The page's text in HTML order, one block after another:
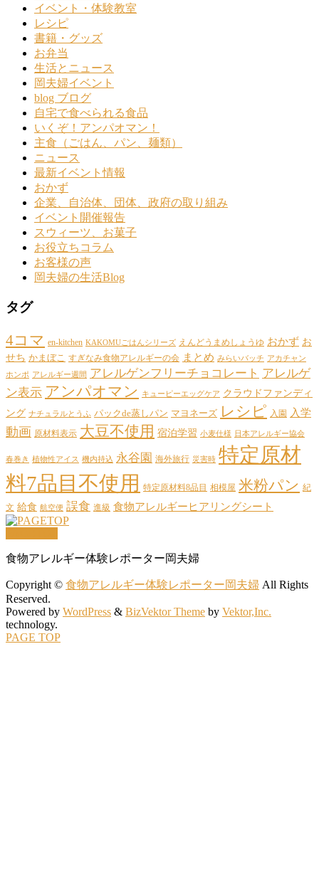
イベント・体験教室
レシピ
書籍・グッズ
お弁当
生活とニュース
岡夫婦イベント
blog ブログ
自宅で食べられる食品
いくぞ！アンパオマン！
主食（ごはん、パン、麺類）
ニュース
最新イベント情報
おかず
企業、自治体、団体、政府の取り組み
イベント開催報告
スウィーツ、お菓子
お役立ちコラム
お客様の声
岡夫婦の生活Blog
タグ
4コマ en-kitchen KAKOMUごはんシリーズ えんどうまめしょうゆ おかず お
せち かまぼこ すぎなみ食物アレルギーの会 まとめ みらいバッチ アカチャン
ホンポ アレルギー週間 アレルゲンフリーチョコレート アレルゲ
ン表示 アンパオマン キューピーエッグケア クラウドファンディ
ング ナチュラルとうふ パックde蒸しパン マヨネーズ レシピ 入園 入学
動画 原材料表示 大豆不使用 宿泊学習 小麦仕様 日本アレルギー協会
春巻き 植物性アイス 機内持込 永谷園 海外旅行 災害時 特定原材
料7品目不使用
特定原材料8品目 相模屋 米粉パン 紀
文 給食 航空便 誤食 進級 食物アレルギーヒアリングシート
食物アレルギー体験レポーター岡夫婦
Copyright © 食物アレルギー体験レポーター岡夫婦 All Rights
Reserved.
Powered by WordPress & BizVektor Theme by Vektor,Inc.
technology.
PAGE TOP